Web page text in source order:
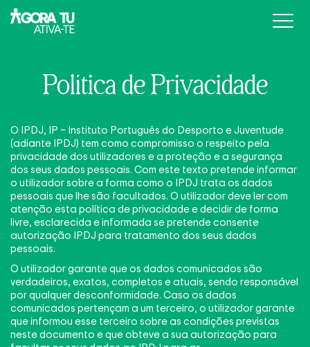
Parceiros
Outras iniciativas
Laboral
Escolas
Relatórios
Notícias
Multimédia
Política de Privacidade
O IPDJ, IP – Instituto Português do Desporto e Juventude
(adiante IPDJ) tem como compromisso o respeito pela
privacidade dos utilizadores e a proteção e a segurança
dos seus dados pessoais. Com este texto pretende informar
o utilizador sobre a forma como o IPDJ trata os dados
pessoais que lhe são facultados. O utilizador deve ler com
atenção esta política de privacidade e decidir de forma
livre, esclarecida e informada se pretende consente
autorização IPDJ para tratamento dos seus dados
pessoais.
O utilizador garante que os dados comunicados são
verdadeiros, exatos, completos e atuais, sendo responsável
por qualquer desconformidade. Caso os dados
comunicados pertençam a um terceiro, o utilizador garante
que informou esse terceiro sobre as condições previstas
neste documento e que obteve a sua autorização para